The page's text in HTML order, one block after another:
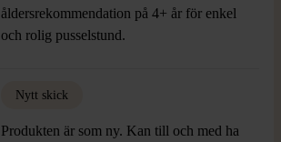
åldersrekommendation på 4+ år för enkel
och rolig pusselstund.
Nytt skick
Produkten är som ny. Kan till och med ha